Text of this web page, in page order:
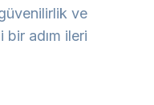
ve
bir adım ileri